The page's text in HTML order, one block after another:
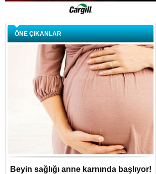
ÖNE ÇIKANLAR
Beyin sağlığı anne karnında başlıyor!